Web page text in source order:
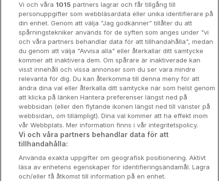
Hotellrum under 995 kr
Spahotell
Sydsverige
Om Hotellpremien
Nya hotell
Stadsweekend
Booking Enquiries:
Hotellsupport:scandinavian@digibreaks.com
Vi och våra 1015 partners lagrar och får tillgång till
personuppgifter som webbläsardata eller unika identifierare på
din enhet. Genom att välja ”Jag godkänner” tillåter du att
spårningstekniker används för de syften som anges under "vi
och våra partners behandlar data för att tillhandahålla", medan
du genom att välja "Avvisa alla" eller återkallar ditt samtycke
kommer att inaktivera dem. Om spårare är inaktiverade kan
visst innehåll och vissa annonser som du ser vara mindre
relevanta för dig. Du kan återkomma till denna meny för att
ändra dina val eller återkalla ditt samtycke när som helst genom
att klicka på länken Hantera preferenser längst ned på
webbsidan (eller den flytande ikonen längst ned till vänster på
webbsidan, om tillämpligt). Dina val kommer att ha effekt inom
vår Webbplats. Mer information finns i vår integritetspolicy.
Vi och våra partners behandlar data för att
tillhandahålla:
Använda exakta uppgifter om geografisk positionering. Aktivt
läsa av enhetens egenskaper för identifieringsändamål. Lagra
och/eller få åtkomst till information på en enhet.